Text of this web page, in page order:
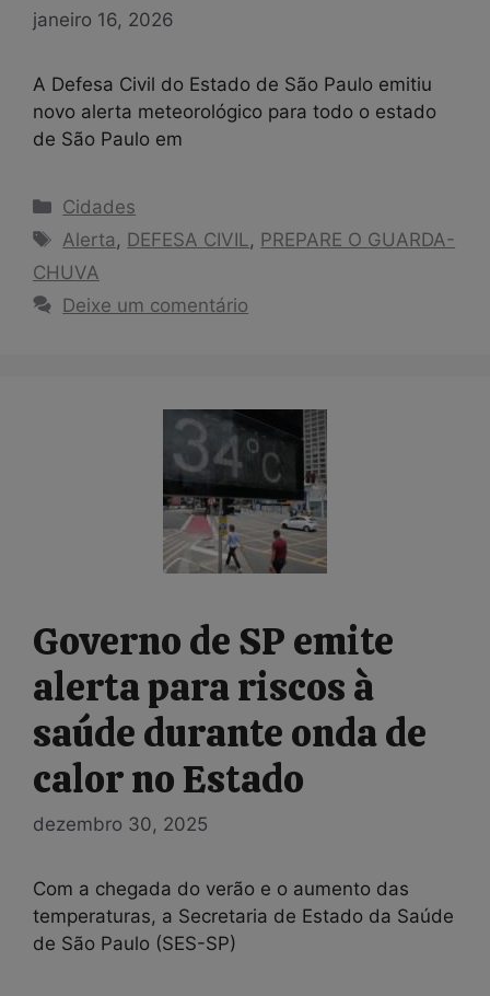
janeiro 16, 2026
A Defesa Civil do Estado de São Paulo emitiu
novo alerta meteorológico para todo o estado
de São Paulo em
Categorias
Cidades
Tags
Alerta , DEFESA CIVIL , PREPARE O GUARDA-
CHUVA
Deixe um comentário
Governo de SP emite
alerta para riscos à
saúde durante onda de
calor no Estado
dezembro 30, 2025
Com a chegada do verão e o aumento das
temperaturas, a Secretaria de Estado da Saúde
de São Paulo (SES-SP)